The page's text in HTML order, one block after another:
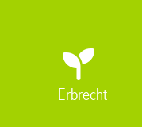
Erbrecht